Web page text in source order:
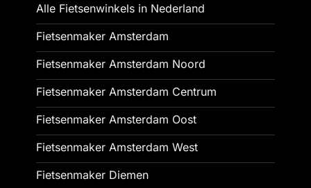
Alle Fietsenwinkels in Nederland
Fietsenmaker Amsterdam
Fietsenmaker Amsterdam Noord
Fietsenmaker Amsterdam Centrum
Fietsenmaker Amsterdam Oost
Fietsenmaker Amsterdam West
Fietsenmaker Diemen